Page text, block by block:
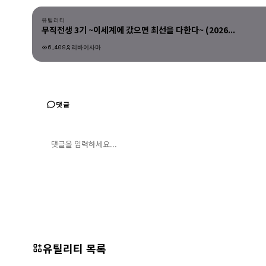
유틸리티
무직전생 3기 ~이세계에 갔으면 최선을 다한다~ (2026...
6,409 리바이사마
유틸리티
댓글
유틸리티 목록